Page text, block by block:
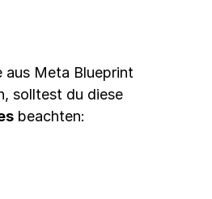
aus Meta Blueprint
beachten: